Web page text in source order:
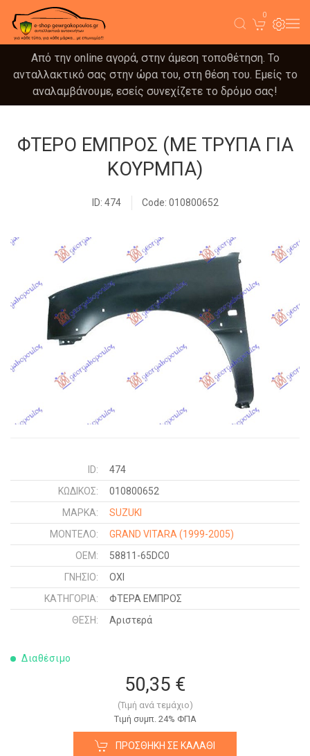
0
Από την online αγορά, στην άμεση τοποθέτηση. Το
ανταλλακτικό σας στην ώρα του, στη θέση του. Εμείς το
αναλαμβάνουμε, εσείς συνεχίζετε το δρόμο σας!
ΦΤΕΡΟ ΕΜΠΡΟΣ (ΜΕ ΤΡΥΠΑ ΓΙΑ
ΚΟΥΡΜΠΑ)
ID: 474 Code: 010800652
ID:
474
ΚΩΔΙΚΌΣ:
010800652
ΜΑΡΚΑ:
SUZUKI
ΜΟΝΤΕΛΟ:
GRAND VITARA (1999-2005)
OEM:
58811-65DC0
ΓΝΉΣΙΟ:
ΟΧΙ
ΚΑΤΗΓΟΡΊΑ:
ΦΤΕΡΑ ΕΜΠΡΟΣ
ΘΈΣΗ:
Αριστερά
Διαθέσιμο
50,35 €
(Τιμή ανά τεμάχιο)
Tιμή συμπ. 24% ΦΠΑ
ΠΡΟΣΘΉΚΗ ΣΕ ΚΑΛΆΘΙ